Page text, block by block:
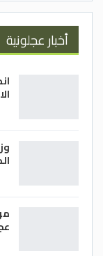
أخبار عجلونية